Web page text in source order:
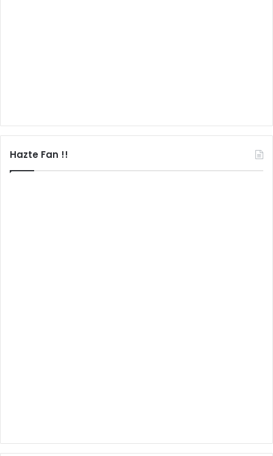
Hazte Fan !!